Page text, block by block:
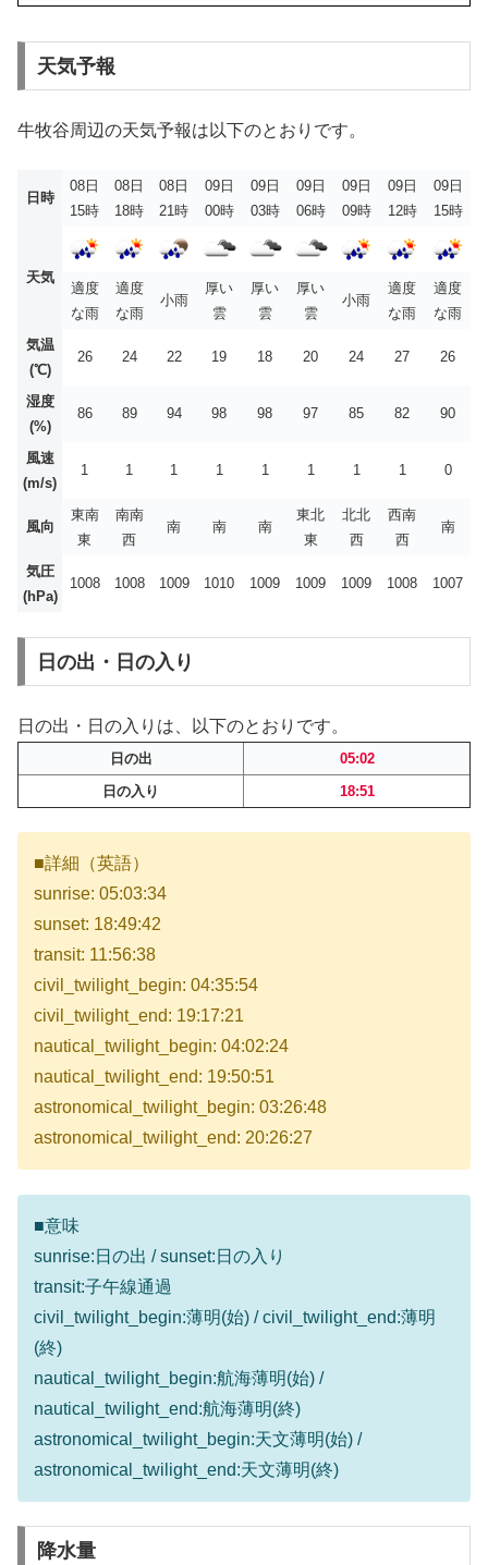
天気予報
牛牧谷周辺の天気予報は以下のとおりです。
日時
08日
15時
08日
18時
08日
21時
09日
00時
09日
03時
09日
06時
09日
09時
09日
12時
09日
15時
天気
適度
な雨
適度
な雨
小雨
厚い
雲
厚い
雲
厚い
雲
小雨
適度
な雨
適度
な雨
気温
(℃)
26 24 22 19 18 20 24 27 26
湿度
(%)
86 89 94 98 98 97 85 82 90
風速
(m/s)
1 1 1 1 1 1 1 1 0
風向
東南
東
南南
西
南 南 南
東北
東
北北
西
西南
西
南
気圧
(hPa)
1008 1008 1009 1010 1009 1009 1009 1008 1007
日の出・日の入り
日の出・日の入りは、以下のとおりです。
日の出
05:02
日の入り
18:51
■詳細（英語）
sunrise: 05:03:34
sunset: 18:49:42
transit: 11:56:38
civil_twilight_begin: 04:35:54
civil_twilight_end: 19:17:21
nautical_twilight_begin: 04:02:24
nautical_twilight_end: 19:50:51
astronomical_twilight_begin: 03:26:48
astronomical_twilight_end: 20:26:27
■意味
sunrise:日の出 / sunset:日の入り
transit:子午線通過
civil_twilight_begin:薄明(始) / civil_twilight_end:薄明
(終)
nautical_twilight_begin:航海薄明(始) /
nautical_twilight_end:航海薄明(終)
astronomical_twilight_begin:天文薄明(始) /
astronomical_twilight_end:天文薄明(終)
降水量